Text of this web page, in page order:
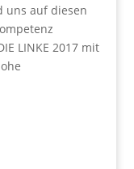
uns auf diesen
LINKE 2017 mit